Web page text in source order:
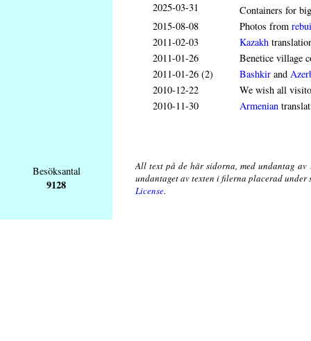
2025-03-31
Containers for
2015-08-08
Photos from
2011-02-03
Kazakh
2011-01-26
Benetice village
2011-01-26 (2)
Bashkir and
2010-12-22
We wish all
2010-11-30
Armenian
Besöksantal
9128
All text på de här sidorna, med undantag av
undantaget av texten i filerna placerad
License.